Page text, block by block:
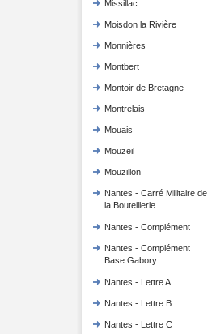
Missillac
Moisdon la Rivière
Monnières
Montbert
Montoir de Bretagne
Montrelais
Mouais
Mouzeil
Mouzillon
Nantes - Carré Militaire de
la Bouteillerie
Nantes - Complément
Nantes - Complément
Base Gabory
Nantes - Lettre A
Nantes - Lettre B
Nantes - Lettre C